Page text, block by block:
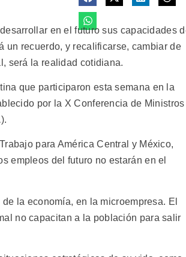
en el futuro sus capacidades
un recuerdo, y recalificarse, cambiar de
será la realidad cotidiana.
que participaron esta semana en la
por la X Conferencia de Ministros
para América Central y México,
empleos del futuro no estarán en el
la economía, en la microempresa. El
no capacitan a la población para salir